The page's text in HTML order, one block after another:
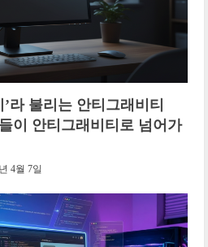
라 불리는 안티그래비티
이 안티그래비티로 넘어가
4월 7일